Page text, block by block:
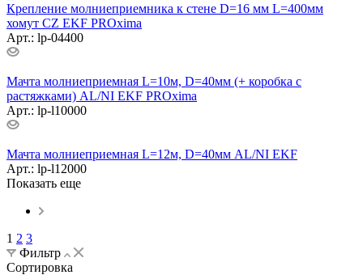
Крепление молниеприемника к стене D=16 мм L=400мм
хомут CZ EKF PROxima
Арт.: lp-04400
Мачта молниеприемная L=10м, D=40мм (+ коробка с
растяжками) AL/NI EKF PROxima
Арт.: lp-l10000
Мачта молниеприемная L=12м, D=40мм AL/NI EKF
Арт.: lp-l12000
Показать еще
1 2 3
Фильтр
Сортировка